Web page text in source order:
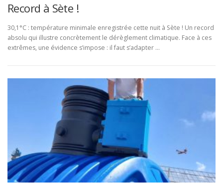
Record à Sète !
30,1°C : température minimale enregistrée cette nuit à Sète ! Un record
absolu qui illustre concrètement le dérèglement climatique. Face à ces
extrêmes, une évidence s’impose : il faut s’adapter …